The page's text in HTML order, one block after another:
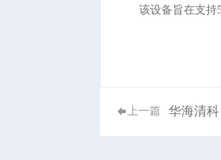
该设备旨在支持
上一篇 华海清科